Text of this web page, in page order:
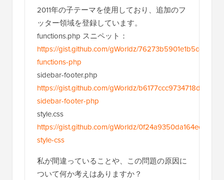
2011年の子テーマを使用しており、追加のフ
ッター領域を登録しています。
functions.php スニペット：
https://gist.github.com/gWorldz/
functions-php
sidebar-footer.php
https://gist.github.com/gWorldz/
sidebar-footer-php
style.css
https://gist.github.com/gWorldz/
style-css
私が間違っていることや、この問題の原因に
ついて何か考えはありますか？